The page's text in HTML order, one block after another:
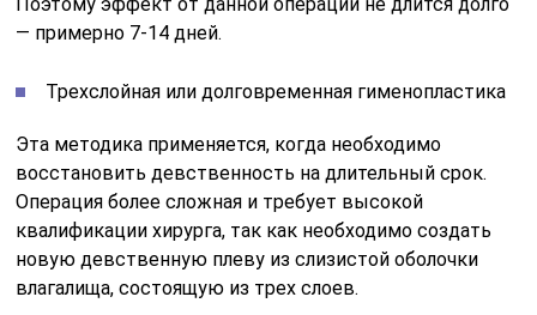
— примерно 7-14 дней.
Трехслойная или долговременная гименопластика
Эта методика применяется, когда необходимо
восстановить девственность на длительный срок.
Операция более сложная и требует высокой
квалификации хирурга, так как необходимо создать
новую девственную плеву из слизистой оболочки
влагалища, состоящую из трех слоев.